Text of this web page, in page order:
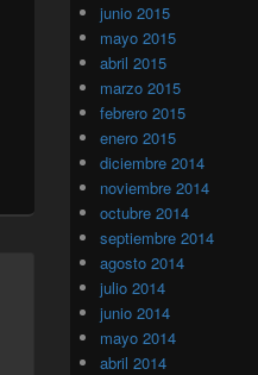
junio 2015
mayo 2015
abril 2015
marzo 2015
febrero 2015
enero 2015
diciembre 2014
noviembre 2014
octubre 2014
septiembre 2014
agosto 2014
julio 2014
junio 2014
mayo 2014
abril 2014